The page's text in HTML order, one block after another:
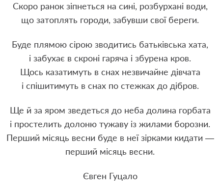
Скоро ранок зіпнеться на сині, розбурхані води,
що затоплять городи, забувши свої береги.
Буде плямою сірою зводитись батьківська хата,
і забухає в скроні гаряча і збурена кров.
Щось казатимуть в снах незвичайне дівчата
і спішитимуть в снах по стежках до дібров.
Ще й за яром зведеться до неба долина горбата
і простелить долоню тужаву із жилами борозни.
Перший місяць весни буде в неї зірками кидати —
перший місяць весни.
Євген Гуцало